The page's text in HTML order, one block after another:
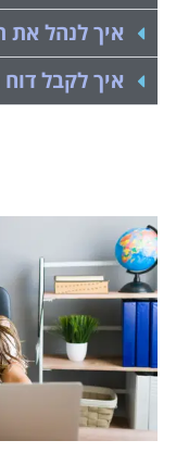
איך לנהל את
איך לקבל דוח